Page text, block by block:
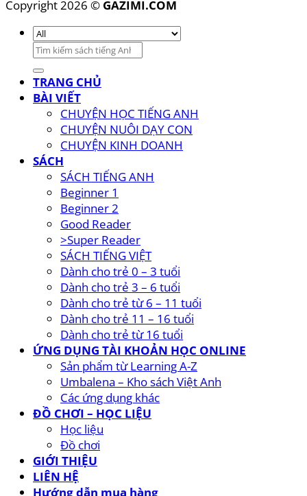
Tìm
kiếm:
TRANG CHỦ
BÀI VIẾT
CHUYỆN HỌC TIẾNG ANH
CHUYỆN NUÔI DẠY CON
CHUYỆN KINH DOANH
SÁCH
SÁCH TIẾNG ANH
Beginner 1
Beginner 2
Good Reader
>Super Reader
SÁCH TIẾNG VIỆT
Dành cho trẻ 0 – 3 tuổi
Dành cho trẻ 3 – 6 tuổi
Dành cho trẻ từ 6 – 11 tuổi
Dành cho trẻ 11 – 16 tuổi
Dành cho trẻ từ 16 tuổi
ỨNG DỤNG TÀI KHOẢN HỌC ONLINE
Sản phẩm từ Learning A-Z
Umbalena – Kho sách Việt Anh
Các ứng dụng khác
ĐỒ CHƠI – HỌC LIỆU
Học liệu
Đồ chơi
GIỚI THIỆU
LIÊN HỆ
Hướng dẫn mua hàng
Audio Stream
Wishlist